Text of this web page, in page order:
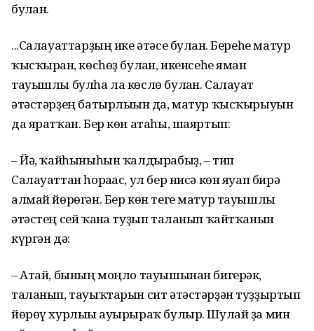
булған.
...Салауаттарҙың ике әтәсе булған. Береһе матур
ҡысҡыр­ған, көсһөҙ булған, икенсеһе яман
тауышлы булһа ла көслө булған. Салауат
әтәстәрҙең батырлығын да, матур ҡысҡырыуын
да яратҡан. Бер көн атаһы, шаяртып:
– Йә, ҡайһыныһын ҡалдырабыҙ, – тип
Салауаттан һора­ғас, ул бер нисә көн яуап бирә
алмай йөрөгән. Бер көн теге матур тауышлы
әтәстең сей ҡанға туҙып таланып ҡайтҡанын
күргән дә:
– Атай, бының моңло тауышынан бигерәк,
таланып, та­уыҡтарын сит әтәстәрҙән туҙҙыртып
йөрөү хурлығы ауыры­раҡ булыр. Шулай ҙа мин